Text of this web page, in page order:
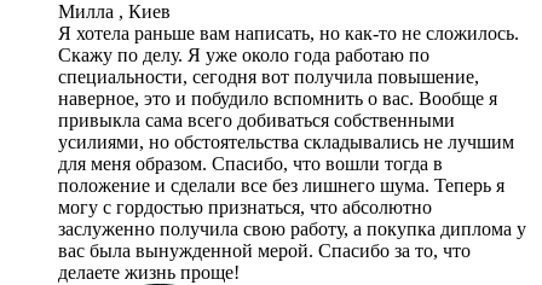
Милла , Киев
Я хотела раньше вам написать, но как-то не сложилось.
Скажу по делу. Я уже около года работаю по
специальности, сегодня вот получила повышение,
наверное, это и побудило вспомнить о вас. Вообще я
привыкла сама всего добиваться собственными
усилиями, но обстоятельства складывались не лучшим
для меня образом. Спасибо, что вошли тогда в
положение и сделали все без лишнего шума. Теперь я
могу с гордостью признаться, что абсолютно
заслуженно получила свою работу, а покупка диплома у
вас была вынужденной мерой. Спасибо за то, что
делаете жизнь проще!